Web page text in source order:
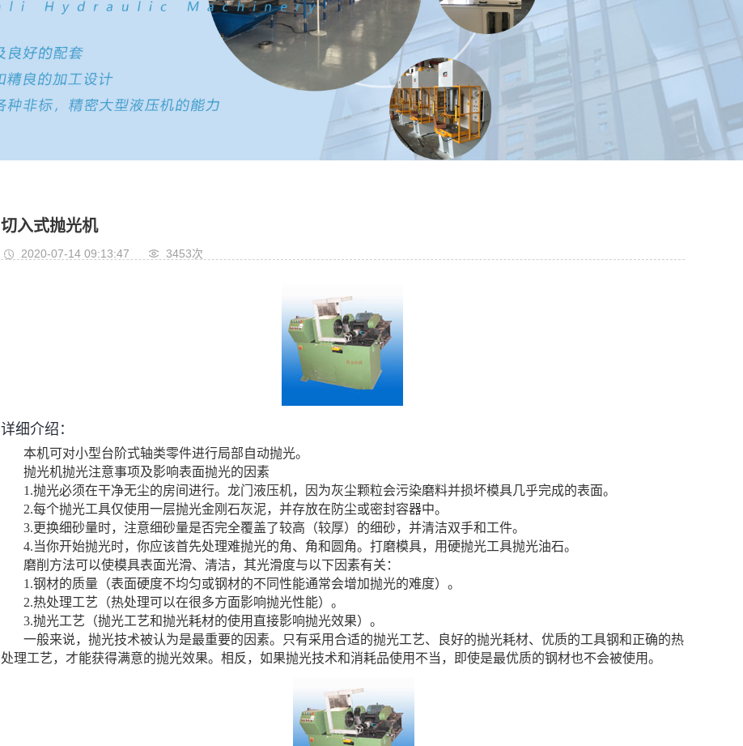
切入式抛光机
2020-07-14 09:13:47 3453次
详细介绍：
本机可对小型台阶式轴类零件进行局部自动抛光。
抛光机抛光注意事项及影响表面抛光的因素
1.抛光必须在干净无尘的房间进行。龙门液压机，因为灰尘颗粒会污染磨料并损坏模具几乎完成的表面。
2.每个抛光工具仅使用一层抛光金刚石灰泥，并存放在防尘或密封容器中。
3.更换细砂量时，注意细砂量是否完全覆盖了较高（较厚）的细砂，并清洁双手和工件。
4.当你开始抛光时，你应该首先处理难抛光的角、角和圆角。打磨模具，用硬抛光工具抛光油石。
磨削方法可以使模具表面光滑、清洁，其光滑度与以下因素有关：
1.钢材的质量（表面硬度不均匀或钢材的不同性能通常会增加抛光的难度）。
2.热处理工艺（热处理可以在很多方面影响抛光性能）。
3.抛光工艺（抛光工艺和抛光耗材的使用直接影响抛光效果）。
一般来说，抛光技术被认为是最重要的因素。只有采用合适的抛光工艺、良好的抛光耗材、优质的工具钢和正确的热
处理工艺，才能获得满意的抛光效果。相反，如果抛光技术和消耗品使用不当，即使是最优质的钢材也不会被使用。